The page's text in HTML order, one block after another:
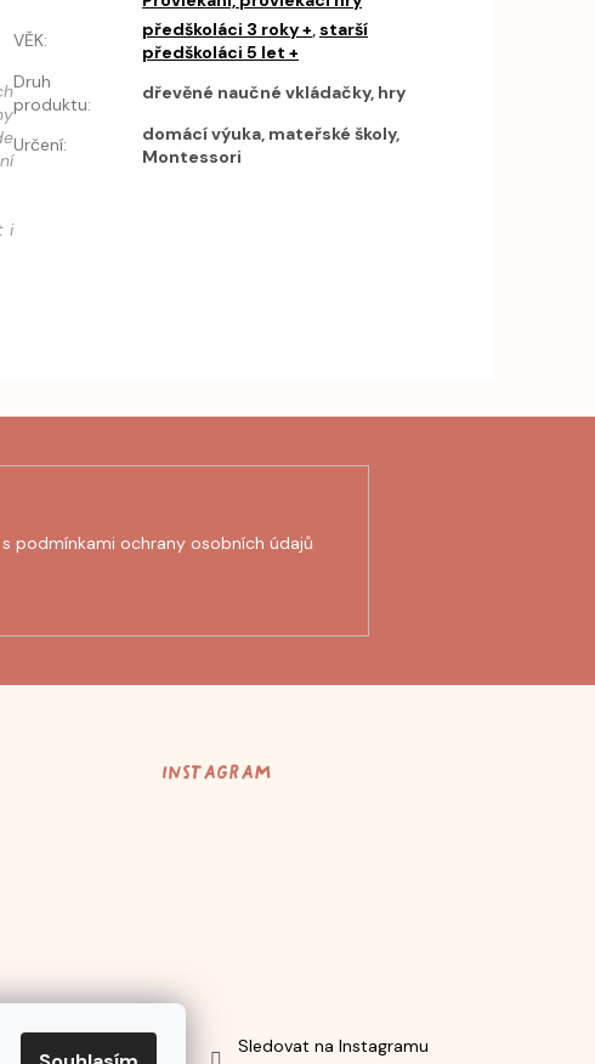
i
VĚK: předškoláci 3 roky +, starší
předškoláci 5 let +
Druh
produktu:
dřevěné naučné vkládačky, hry
Určení:
domácí výuka, mateřské školy,
Montessori
spodmínkami ochrany osobních údajů
Instagram
Sledovat na Instagramu